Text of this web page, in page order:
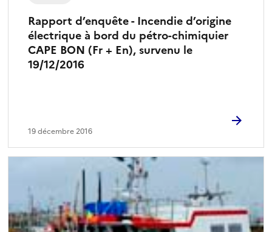
Rapport d’enquête - Incendie d’origine
électrique à bord du pétro-chimiquier
CAPE BON (Fr + En), survenu le
19/12/2016
19 décembre 2016